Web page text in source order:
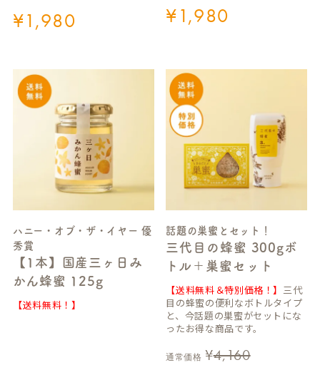
¥1,980 ¥1,980
ハニー・オブ・ザ・イヤー 優
秀賞
【1本】国産三ヶ日み
かん蜂蜜 125g
【送料無料！】
話題の巣蜜とセット！
三代目の蜂蜜 300gボ
トル＋巣蜜セット
【送料無料＆特別価格！】 三代
目の蜂蜜の便利なボトルタイプ
と、今話題の巣蜜がセットにな
ったお得な商品です。
通常価格 ¥4,160